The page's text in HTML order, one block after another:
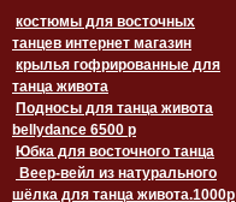
костюмы для восточных
танцев интернет магазин
крылья гофрированные для
танца живота
Подносы для танца живота
bellydance 6500 p
Юбка для восточного танца
Веер-вейл из натурального
шёлка для танца живота.1000p